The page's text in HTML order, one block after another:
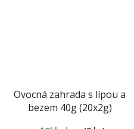
Ovocná zahrada s lípou a
bezem 40g (20x2g)